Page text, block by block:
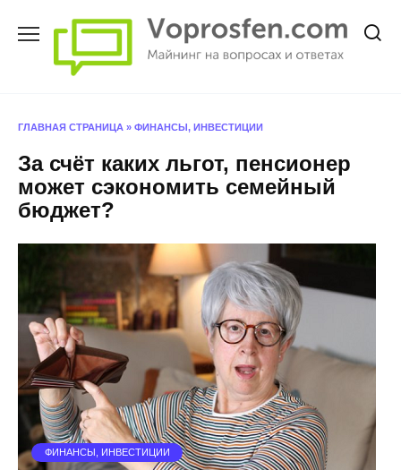
ГЛАВНАЯ СТРАНИЦА » ФИНАНСЫ, ИНВЕСТИЦИИ
За счёт каких льгот, пенсионер
может сэкономить семейный
бюджет?
ФИНАНСЫ, ИНВЕСТИЦИИ